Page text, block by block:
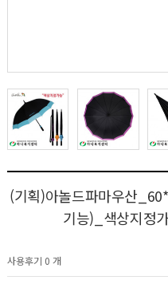
(기획)아놀드파마우산
기능)_색상지정
사용후기 0 개